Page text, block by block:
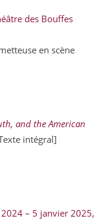
des Bouffes
en scène
and the American
intégral]
– 5 janvier 2025,